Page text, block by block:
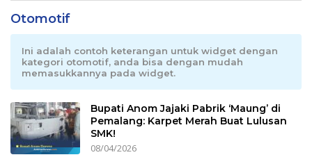
Otomotif
Ini adalah contoh keterangan untuk widget dengan
kategori otomotif, anda bisa dengan mudah
memasukkannya pada widget.
Bupati Anom Jajaki Pabrik ‘Maung’ di
Pemalang: Karpet Merah Buat Lulusan
SMK!
08/04/2026